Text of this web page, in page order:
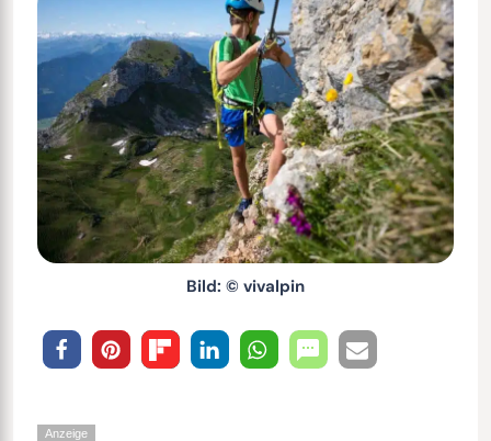
Bild: © vivalpin
Anzeige